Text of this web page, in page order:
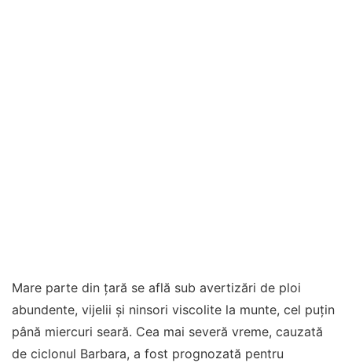
Mare parte din țară se află sub avertizări de ploi
abundente, vijelii și ninsori viscolite la munte, cel puțin
până miercuri seară. Cea mai severă vreme, cauzată
de ciclonul Barbara, a fost prognozată pentru